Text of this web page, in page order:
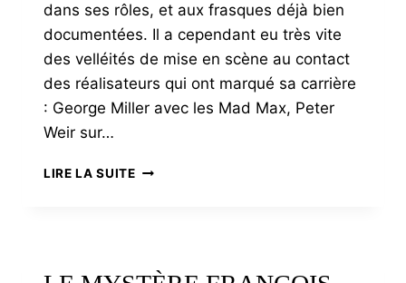
dans ses rôles, et aux frasques déjà bien
documentées. Il a cependant eu très vite
des velléités de mise en scène au contact
des réalisateurs qui ont marqué sa carrière
: George Miller avec les Mad Max, Peter
Weir sur…
LIRE LA SUITEBRAVEHEART